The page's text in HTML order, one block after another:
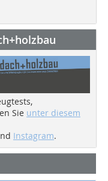
Sie unter diesem
Instagram.